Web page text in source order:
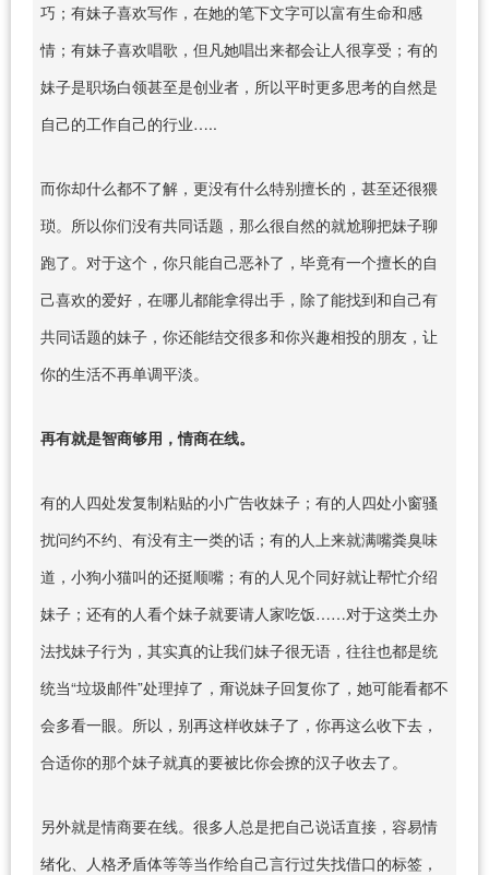
巧；有妹子喜欢写作，在她的笔下文字可以富有生命和感
情；有妹子喜欢唱歌，但凡她唱出来都会让人很享受；有的
妹子是职场白领甚至是创业者，所以平时更多思考的自然是
自己的工作自己的行业…..
而你却什么都不了解，更没有什么特别擅长的，甚至还很猥
琐。所以你们没有共同话题，那么很自然的就尬聊把妹子聊
跑了。对于这个，你只能自己恶补了，毕竟有一个擅长的自
己喜欢的爱好，在哪儿都能拿得出手，除了能找到和自己有
共同话题的妹子，你还能结交很多和你兴趣相投的朋友，让
你的生活不再单调平淡。
再有就是智商够用，情商在线。
有的人四处发复制粘贴的小广告收妹子；有的人四处小窗骚
扰问约不约、有没有主一类的话；有的人上来就满嘴粪臭味
道，小狗小猫叫的还挺顺嘴；有的人见个同好就让帮忙介绍
妹子；还有的人看个妹子就要请人家吃饭……对于这类土办
法找妹子行为，其实真的让我们妹子很无语，往往也都是统
统当“垃圾邮件”处理掉了，甭说妹子回复你了，她可能看都不
会多看一眼。所以，别再这样收妹子了，你再这么收下去，
合适你的那个妹子就真的要被比你会撩的汉子收去了。
另外就是情商要在线。很多人总是把自己说话直接，容易情
绪化、人格矛盾体等等当作给自己言行过失找借口的标签，